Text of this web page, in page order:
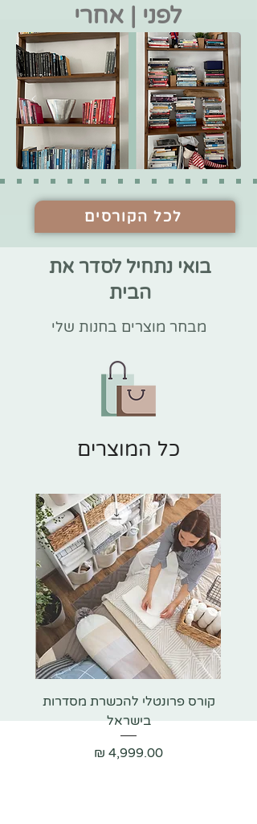
לפני | אחרי
לכל הקורסים
בואי נתחיל לסדר את
הבית
מבחר מוצרים בחנות שלי
כל המוצרים
קורס פרונטלי להכשרת מסדרות
בישראל
מחיר